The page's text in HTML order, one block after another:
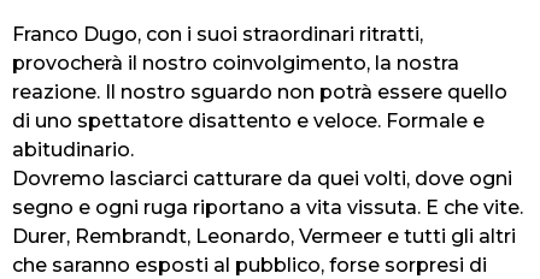
Franco Dugo, con i suoi straordinari ritratti,
provocherà il nostro coinvolgimento, la nostra
reazione. Il nostro sguardo non potrà essere quello
di uno spettatore disattento e veloce. Formale e
abitudinario.
Dovremo lasciarci catturare da quei volti, dove ogni
segno e ogni ruga riportano a vita vissuta. E che vite.
Durer, Rembrandt, Leonardo, Vermeer e tutti gli altri
che saranno esposti al pubblico, forse sorpresi di